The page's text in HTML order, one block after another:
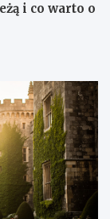
i co warto o